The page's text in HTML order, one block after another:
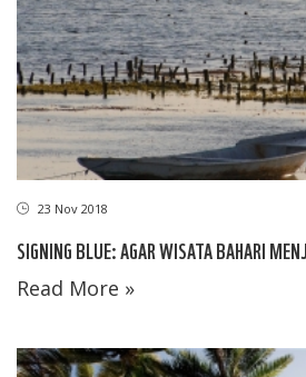
23 Nov 2018
SIGNING BLUE: AGAR WISATA BAHARI
Read More »